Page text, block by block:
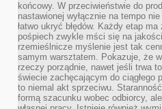
końcowy. W przeciwieństwie do
nastawionej wyłącznie na tempo
łatwo ukryć błędów. Każdy etap
pośpiech zwykle mści się na
rzemieślnicze myślenie jest tak
samym warsztatem. Pokazuje, że
rzeczy porządnie, nawet jeśli trwa
świecie zachęcającym do ciągłego
to niemal akt sprzeciwu.
formą szacunku wobec odbiorcy,